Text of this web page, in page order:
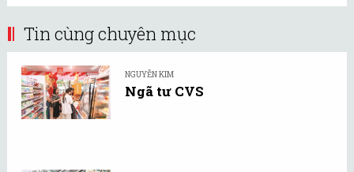
Tin cùng chuyên mục
NGUYỄN KIM
Ngã tư CVS